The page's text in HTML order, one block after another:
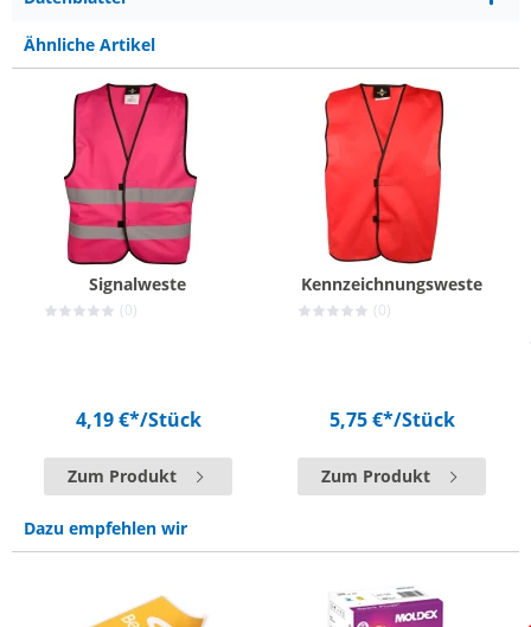
Ähnliche Artikel
Signalweste
(0)
4,19 €*/Stück
Zum Produkt
Kennzeichnungsweste
(0)
5,75 €*/Stück
Zum Produkt
Dazu empfehlen wir